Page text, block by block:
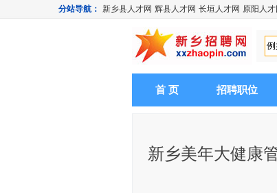
分站导航： 新乡县人才网 辉县人才网 长垣人才网 原阳人才
首 页 招聘职位
新乡美年大健康